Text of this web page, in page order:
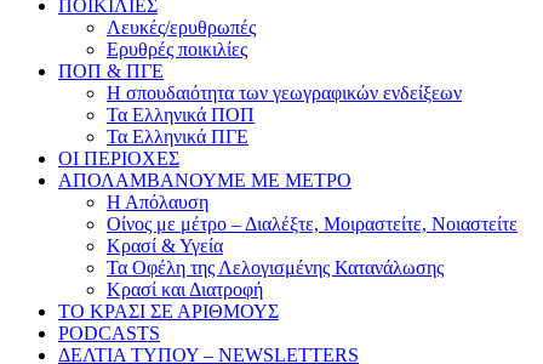
ΠΟΙΚΙΛΙΕΣ
Λευκές/ερυθρωπές
Ερυθρές ποικιλίες
ΠΟΠ & ΠΓΕ
Η σπουδαιότητα των γεωγραφικών ενδείξεων
Τα Ελληνικά ΠΟΠ
Τα Ελληνικά ΠΓΕ
ΟΙ ΠΕΡΙΟΧΕΣ
ΑΠΟΛΑΜΒΑΝΟΥΜΕ ΜΕ ΜΕΤΡΟ
Η Απόλαυση
Οίνος με μέτρο – Διαλέξτε, Μοιραστείτε, Νοιαστείτε
Κρασί & Υγεία
Τα Οφέλη της Λελογισμένης Κατανάλωσης
Κρασί και Διατροφή
ΤΟ ΚΡΑΣΙ ΣΕ ΑΡΙΘΜΟΥΣ
PODCASTS
ΔΕΛΤΙΑ ΤΥΠΟΥ – NEWSLETTERS